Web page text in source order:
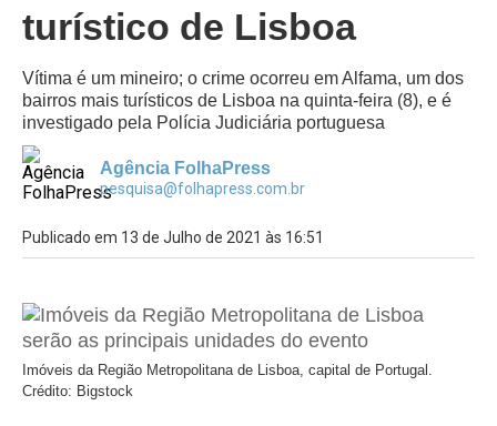
turístico de Lisboa
Vítima é um mineiro; o crime ocorreu em Alfama, um dos
bairros mais turísticos de Lisboa na quinta-feira (8), e é
investigado pela Polícia Judiciária portuguesa
Agência FolhaPress
pesquisa@folhapress.com.br
Publicado em 13 de Julho de 2021 às 16:51
Imóveis da Região Metropolitana de Lisboa, capital de Portugal.
Crédito: Bigstock